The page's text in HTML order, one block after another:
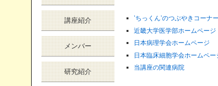
講座紹介
メンバー
研究紹介
’ちっくん’のつぶやきコーナ
近畿大学医学部ホームページ
日本病理学会ホームページ
日本臨床細胞学会ホームペー
当講座の関連病院